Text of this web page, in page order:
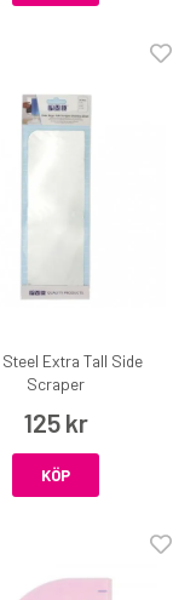
Steel Extra Tall Side
Scraper
125 kr
KÖP